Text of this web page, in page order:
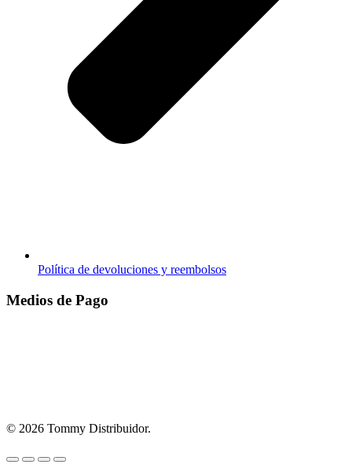
Política de devoluciones y reembolsos
Medios de Pago
© 2026 Tommy Distribuidor.